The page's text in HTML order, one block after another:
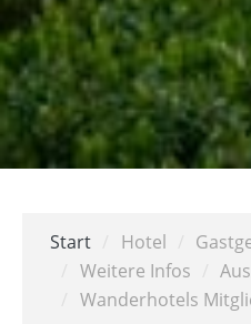
Start Hotel
Weitere Infos
Wanderhotels